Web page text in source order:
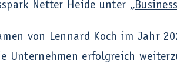
Netter Heide unter „
von Lennard Koch im Jahr
Unternehmen erfolgreich